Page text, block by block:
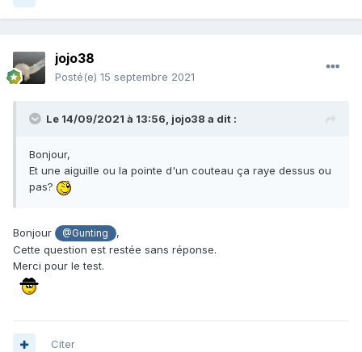
jojo38
Posté(e) 15 septembre 2021
Le 14/09/2021 à 13:56, jojo38 a dit :
Bonjour,
Et une aiguille ou la pointe d'un couteau ça raye dessus ou
pas?
Bonjour @Gunting
,
Cette question est restée sans réponse.
Merci pour le test.
Citer